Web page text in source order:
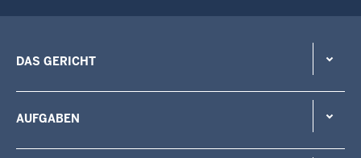
DAS GERICHT
AUFGABEN